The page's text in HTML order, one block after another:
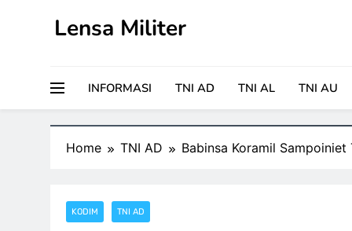
Lensa Militer
INFORMASI TNI AD TNI AL TNI AU
Home TNI AD Babinsa Koramil
KODIM TNI AD